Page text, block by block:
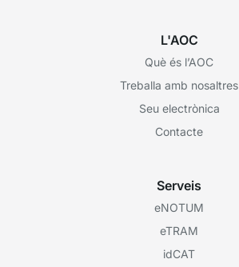
L'AOC
Què és l’AOC
Treballa amb nosaltres
Seu electrònica
Contacte
Serveis
eNOTUM
eTRAM
idCAT